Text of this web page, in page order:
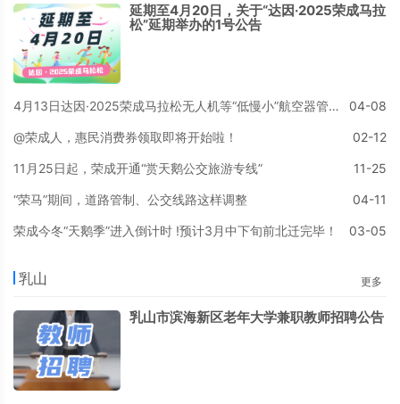
延期至4月20日，关于“达因·2025荣成马拉
松”延期举办的1号公告
4月13日达因·2025荣成马拉松无人机等“低慢小”航空器管制公告 04-08
@荣成人，惠民消费券领取即将开始啦！ 02-12
11月25日起，荣成开通“赏天鹅公交旅游专线” 11-25
“荣马”期间，道路管制、公交线路这样调整 04-11
荣成今冬“天鹅季”进入倒计时 !预计3月中下旬前北迁完毕！ 03-05
乳山 更多
乳山市滨海新区老年大学兼职教师招聘公告